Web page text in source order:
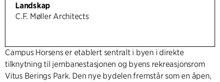
Landskap
C.F. Møller Architects
Campus Horsens er etablert sentralt i byen i direkte
tilknytning til jernbanestasjonen og byens rekreasjonsrom
Vitus Berings Park. Den nye bydelen fremstår som en åpen,